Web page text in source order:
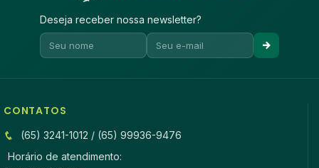
Deseja receber nossa newsletter?
CONTATOS
(65) 3241-1012 / (65) 99936-9476
Horário de atendimento: